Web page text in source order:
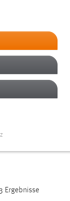
Ergebnisse
Funktion der